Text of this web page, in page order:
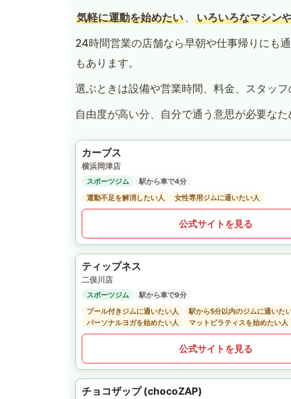
気軽に運動を始めたい 、 いろいろなマシン
24時間営業の店舗なら早朝や仕事帰りにも
もあります。
選ぶときは設備や営業時間、料金、スタッフ
自由度が高い分、自分で通う意思が必要な
カーブス
横浜岡津店
スポーツジム
駅から車で4分
運動不足を解消したい人
女性専用ジムに通いたい人
公式サイトを見る
ティップネス
二俣川店
スポーツジム
駅から車で9分
プール付きジムに通いたい人
駅から5分以内のジムに通いた
パーソナルヨガを始めたい人
マットピラティスを始めたい人
公式サイトを見る
チョコザップ (chocoZAP)